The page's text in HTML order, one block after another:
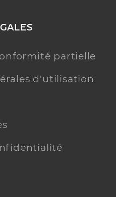
partielle
d'utilisation